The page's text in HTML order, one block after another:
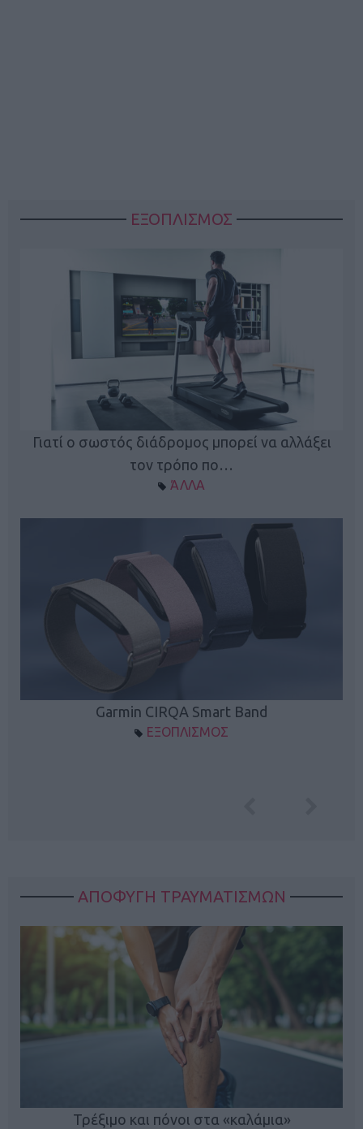
ΕΞΟΠΛΙΣΜΟΣ
Γιατί ο σωστός διάδρομος μπορεί να αλλάξει
τον τρόπο πο…
ΆΛΛΑ
Garmin CIRQA Smart Band
ΕΞΟΠΛΙΣΜΟΣ
ΑΠΟΦΥΓΗ ΤΡΑΥΜΑΤΙΣΜΩΝ
Τρέξιμο και πόνοι στα «καλάμια»